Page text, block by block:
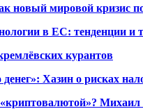
новый мировой кризис
в ЕС: тенденции и
курантов
Хазин о рисках
Михаил